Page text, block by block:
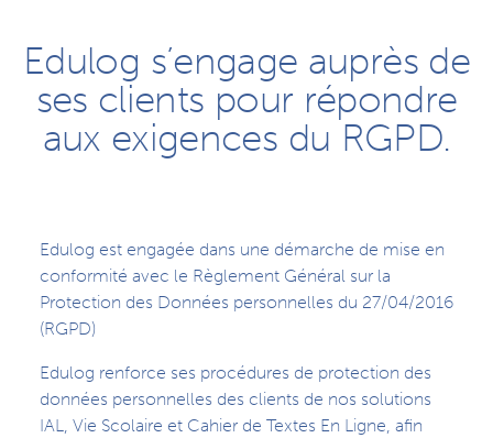
Edulog s’engage auprès de
ses clients pour répondre
aux exigences du RGPD.
Edulog est engagée dans une démarche de mise en
conformité avec le Règlement Général sur la
Protection des Données personnelles du 27/04/2016
(RGPD)
Edulog renforce ses procédures de protection des
données personnelles des clients de nos solutions
IAL, Vie Scolaire et Cahier de Textes En Ligne, afin